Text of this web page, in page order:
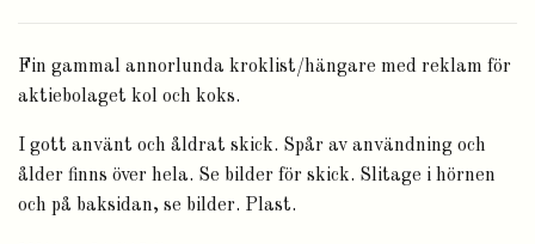
Fin gammal annorlunda kroklist/hängare med reklam för
aktiebolaget kol och koks.
I gott använt och åldrat skick. Spår av användning och
ålder finns över hela. Se bilder för skick. Slitage i hörnen
och på baksidan, se bilder. Plast.